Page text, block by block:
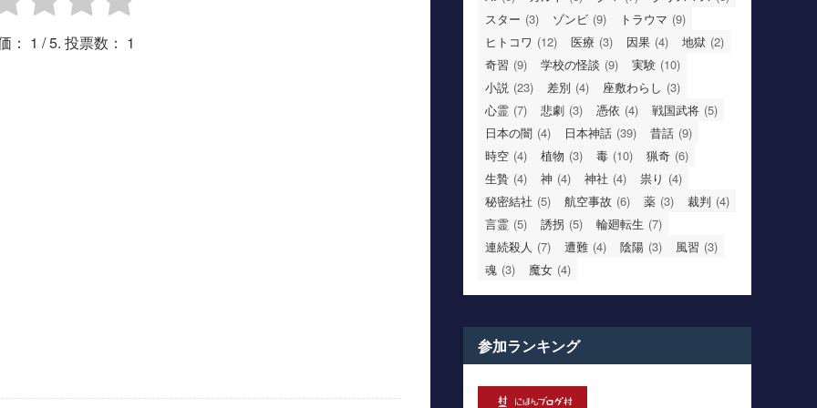
： 1 / 5. 投票数： 1
スター (3) ゾンビ (9) トラウマ (9)
ヒトコワ (12) 医療 (3) 因果 (4) 地獄 (2)
奇習 (9) 学校の怪談 (9) 実験 (10)
小説 (23) 差別 (4) 座敷わらし (3)
心霊 (7) 悲劇 (3) 憑依 (4) 戦国武将 (5)
日本の闇 (4) 日本神話 (39) 昔話 (9)
時空 (4) 植物 (3) 毒 (10) 猟奇 (6)
生贄 (4) 神 (4) 神社 (4) 祟り (4)
秘密結社 (5) 航空事故 (6) 薬 (3) 裁判 (4)
言霊 (5) 誘拐 (5) 輪廻転生 (7)
連続殺人 (7) 遭難 (4) 陰陽 (3) 風習 (3)
魂 (3) 魔女 (4)
参加ランキング